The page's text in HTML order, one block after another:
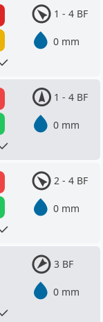
1 - 4 BF
0 mm
1 - 4 BF
0 mm
2 - 4 BF
0 mm
3 BF
0 mm